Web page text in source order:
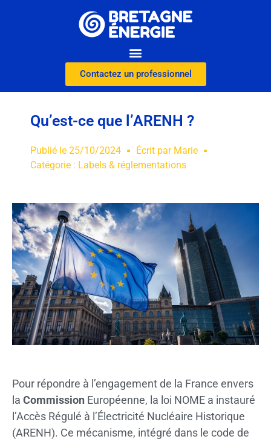
Contactez un professionnel
Qu’est-ce que l’ARENH ?
Publié le 25/10/2024 Écrit parMarie
Catégorie : Labels & réglementations
Pour répondre à l’engagement de la France envers
la Commission Européenne, la loi NOME a instauré
l’Accès Régulé à l’Électricité Nucléaire Historique
(ARENH). Ce mécanisme, intégré dans le code de